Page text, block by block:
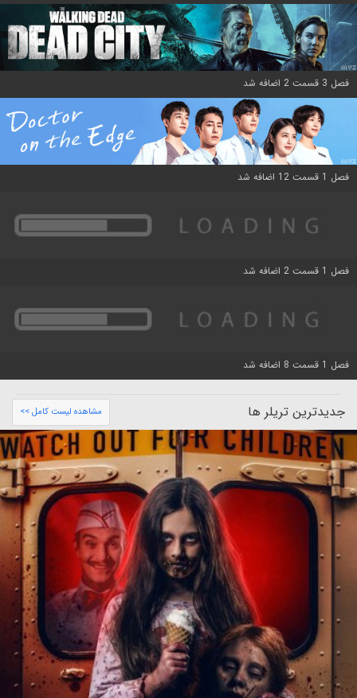
فصل 3 قسمت 2 اضافه شد
فصل 1 قسمت 12 اضافه شد
فصل 1 قسمت 2 اضافه شد
فصل 1 قسمت 8 اضافه شد
جدیدترین تریلر ها مشاهده لیست کامل >>